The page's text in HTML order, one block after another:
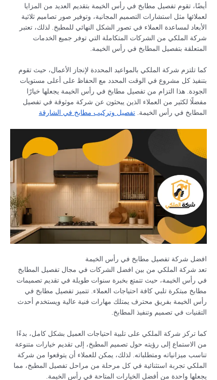
أيضًا، تقوم تفصيل مطابخ في رأس الخيمة بتقديم العديد من المزايا
لعملائها مثل استشارات التصميم المجانية، وتوفير صور تصاميم ثلاثية
الأبعاد لمساعدة العملاء في تصور الشكل النهائي للمطبخ. لذلك، تعتبر
شركة الملكي من الشركات المتكاملة التي توفر جميع الخدمات
المتعلقة بتفصيل المطابخ في رأس الخيمة.
كما تلتزم شركة الملكي بالمواعيد المحددة لإنجاز الأعمال، حيث تقوم
بتنفيذ كل مشروع في الوقت المحدد مع الحفاظ على أعلى مستويات
الجودة. هذا التزام من تفصيل مطابخ في رأس الخيمة يجعلها خيارًا
مفضلًا لكثير من العملاء الذين يبحثون عن شركة موثوقة في تفصيل
المطابخ في رأس الخيمة.تفصيل وتركيب مطابخ في الشارقة
افضل شركة تفصيل مطابخ في رأس الخيمة
تعد شركة الملكي من بين افضل الشركات في مجال تفصيل المطابخ
في رأس الخيمة، حيث تتمتع بخبرة سنوات طويلة في تقديم تصميمات
مطابخ مبتكرة تلبي كافة احتياجات العملاء. تتميز تفصيل مطابخ في
رأس الخيمة بفريق محترف يمتلك مهارات فنية عالية ويستخدم أحدث
التقنيات في تصميم وتنفيذ المطابخ.
كما تركز شركة الملكي على تلبية احتياجات العميل بشكل كامل، بدءًا
من الاستماع إلى رؤيته حول تصميم المطبخ، إلى تقديم خيارات متنوعة
تناسب ميزانياته ومتطلباته. لذلك، يمكن للعملاء أن يتوقعوا من شركة
الملكي تجربة استثنائية في كل مرحلة من مراحل تفصيل المطبخ، مما
يجعلها واحدة من أفضل الخيارات المتاحة في رأس الخيمة.